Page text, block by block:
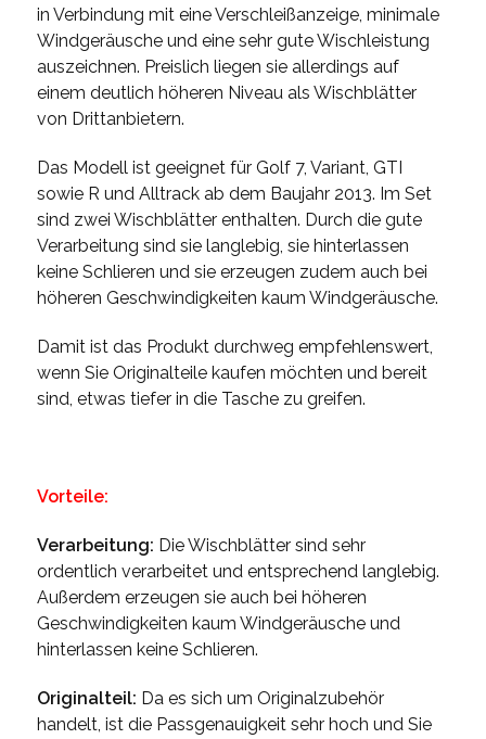
in Verbindung mit eine Verschleißanzeige, minimale
Windgeräusche und eine sehr gute Wischleistung
auszeichnen. Preislich liegen sie allerdings auf
einem deutlich höheren Niveau als Wischblätter
von Drittanbietern.
Das Modell ist geeignet für Golf 7, Variant, GTI
sowie R und Alltrack ab dem Baujahr 2013. Im Set
sind zwei Wischblätter enthalten. Durch die gute
Verarbeitung sind sie langlebig, sie hinterlassen
keine Schlieren und sie erzeugen zudem auch bei
höheren Geschwindigkeiten kaum Windgeräusche.
Damit ist das Produkt durchweg empfehlenswert,
wenn Sie Originalteile kaufen möchten und bereit
sind, etwas tiefer in die Tasche zu greifen.
Vorteile:
Verarbeitung: Die Wischblätter sind sehr
ordentlich verarbeitet und entsprechend langlebig.
Außerdem erzeugen sie auch bei höheren
Geschwindigkeiten kaum Windgeräusche und
hinterlassen keine Schlieren.
Originalteil: Da es sich um Originalzubehör
handelt, ist die Passgenauigkeit sehr hoch und Sie